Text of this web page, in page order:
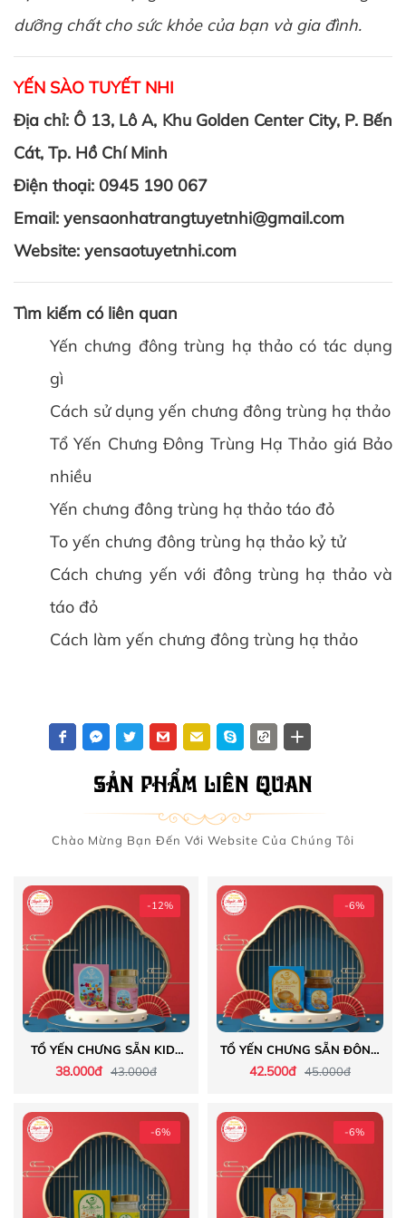
dưỡng chất cho sức khỏe của bạn và gia đình.
YẾN SÀO TUYẾT NHI
Địa chỉ: Ô 13, Lô A, Khu Golden Center City, P. Bến
Cát, Tp. Hồ Chí Minh
Điện thoại: 0945 190 067
Email: yensaonhatrangtuyetnhi@gmail.com
Website: yensaotuyetnhi.com
Tìm kiếm có liên quan
Yến chưng đông trùng hạ thảo có tác dụng
gì
Cách sử dụng yến chưng đông trùng hạ thảo
Tổ Yến Chưng Đông Trùng Hạ Thảo giá Bảo
nhiều
Yến chưng đông trùng hạ thảo táo đỏ
To yến chưng đông trùng hạ thảo kỷ tử
Cách chưng yến với đông trùng hạ thảo và
táo đỏ
Cách làm yến chưng đông trùng hạ thảo
SẢN PHẨM LIÊN QUAN
Chào Mừng Bạn Đến Với Website Của Chúng Tôi
-12%
TỔ YẾN CHƯNG SẴN KIDS
VANI 40% SỢI YẾN
38.000đ 43.000đ
-6%
TỔ YẾN CHƯNG SẴN ĐÔNG
TRÙNG HẠ THẢO ĐƯỜNG
42.500đ 45.000đ
-6% -6%